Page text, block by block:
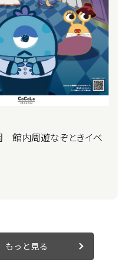
館内周遊なぞときイベ
もっと見る